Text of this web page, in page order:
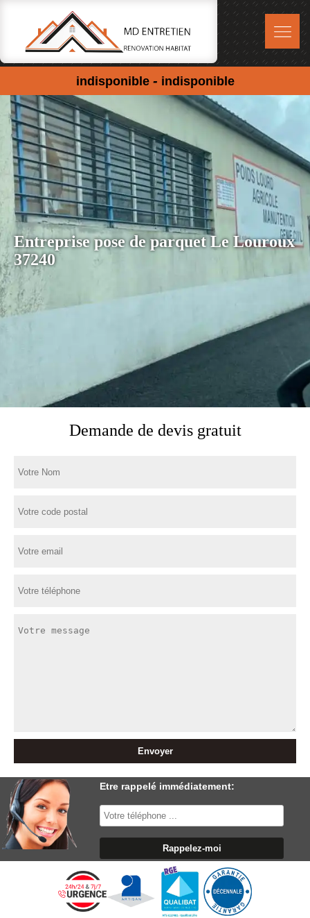
indisponible - indisponible
Entreprise pose de parquet Le Louroux
37240
Demande de devis gratuit
Etre rappelé immédiatement: